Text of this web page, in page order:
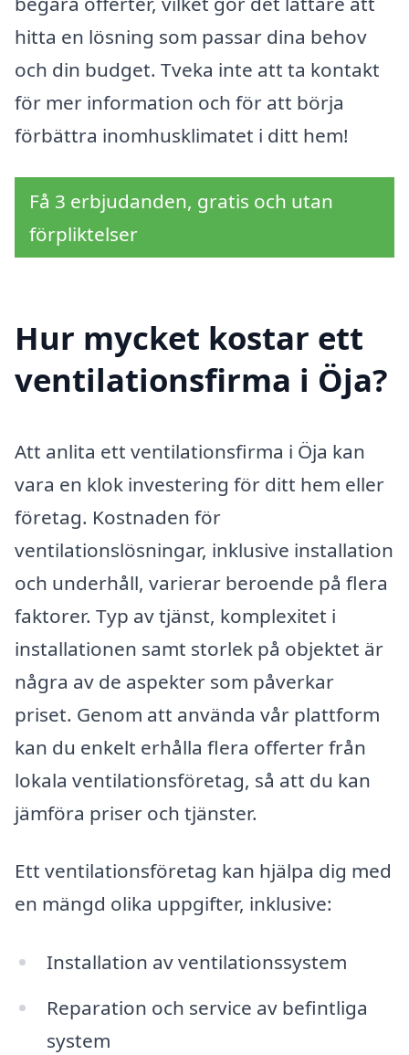
hitta en lösning som passar dina behov
och din budget. Tveka inte att ta kontakt
för mer information och för att börja
förbättra inomhusklimatet i ditt hem!
Få 3 erbjudanden, gratis och utan
förpliktelser
Hur mycket kostar ett
ventilationsfirma i Öja?
Att anlita ett ventilationsfirma i Öja kan
vara en klok investering för ditt hem eller
företag. Kostnaden för
ventilationslösningar, inklusive installation
och underhåll, varierar beroende på flera
faktorer. Typ av tjänst, komplexitet i
installationen samt storlek på objektet är
några av de aspekter som påverkar
priset. Genom att använda vår plattform
kan du enkelt erhålla flera offerter från
lokala ventilationsföretag, så att du kan
jämföra priser och tjänster.
Ett ventilationsföretag kan hjälpa dig med
en mängd olika uppgifter, inklusive:
Installation av ventilationssystem
Reparation och service av befintliga
system